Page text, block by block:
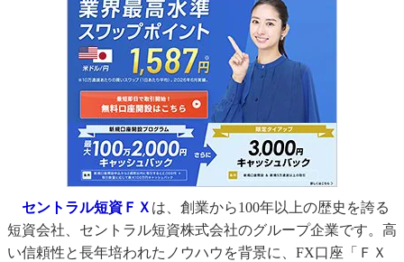
セントラル短資ＦＸ は、創業から100年以上の歴史を誇る
短資会社、セントラル短資株式会社のグループ企業です。高
い信頼性と長年培われたノウハウを背景に、FX口座「ＦＸ